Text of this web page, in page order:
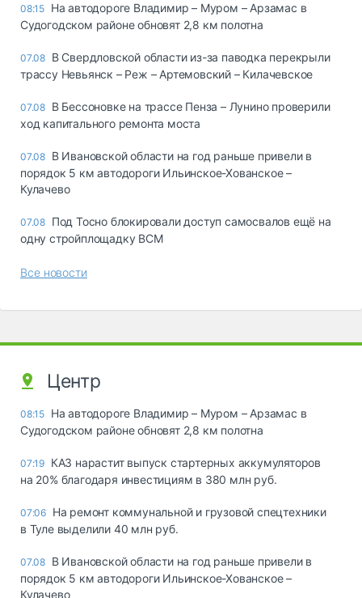
08:15 На автодороге Владимир – Муром – Арзамас в
Судогодском районе обновят 2,8 км полотна
07.08 В Свердловской области из-за паводка перекрыли
трассу Невьянск – Реж – Артемовский – Килачевское
07.08 В Бессоновке на трассе Пенза – Лунино проверили
ход капитального ремонта моста
07.08 В Ивановской области на год раньше привели в
порядок 5 км автодороги Ильинское-Хованское –
Кулачево
07.08 Под Тосно блокировали доступ самосвалов ещё на
одну стройплощадку ВСМ
Все новости
Центр
08:15 На автодороге Владимир – Муром – Арзамас в
Судогодском районе обновят 2,8 км полотна
07:19 КАЗ нарастит выпуск стартерных аккумуляторов
на 20% благодаря инвестициям в 380 млн руб.
07:06 На ремонт коммунальной и грузовой спецтехники
в Туле выделили 40 млн руб.
07.08 В Ивановской области на год раньше привели в
порядок 5 км автодороги Ильинское-Хованское –
Кулачево